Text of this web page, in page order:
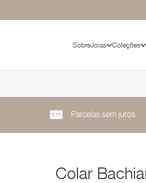
SobreJoias Coleções
Parcelas sem juros
Colar